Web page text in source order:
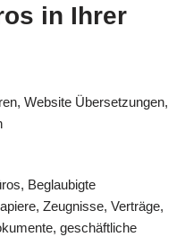
in Ihrer
Website Übersetzungen,
Beglaubigte
Zeugnisse, Verträge,
geschäftliche